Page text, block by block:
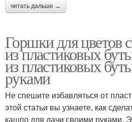
читать дальше →
Горшки для цветов
из пластиковых
из пластиковых
руками
Не спешите избавляться от
этой статьи вы узнаете, как
кашпо для дачи своими руками.